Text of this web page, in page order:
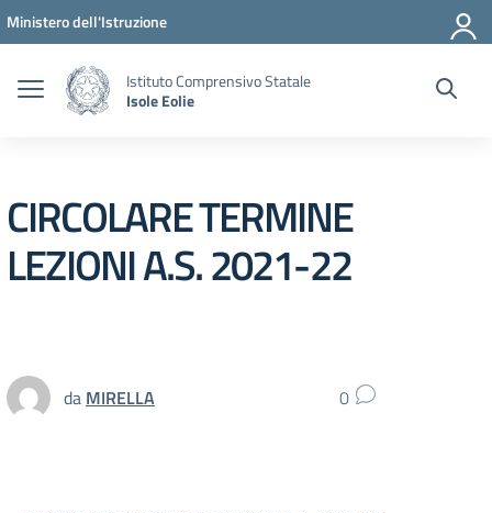
Vai ai contenuti
Vai al menu di navigazione
Vai al footer
Ministero dell'Istruzione
Istituto Comprensivo Statale
Isole Eolie
CIRCOLARE TERMINE
LEZIONI A.S. 2021-22
da MIRELLA 0